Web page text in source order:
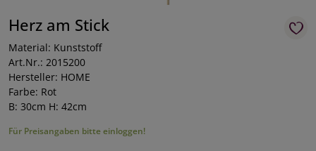
Herz am Stick
Material: Kunststoff
Art.Nr.: 2015200
Hersteller: HOME
Farbe: Rot
B: 30cm H: 42cm
Für Preisangaben bitte einloggen!